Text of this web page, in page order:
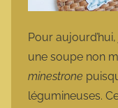
Pour
une soupe non
minestrone
légumineuses.